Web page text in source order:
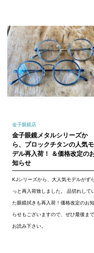
金子眼鏡店
金子眼鏡メタルシリーズか
ら、ブロックチタンの人気モ
デル再入荷！ ＆価格改定の
知らせ
KJシリーズから、大人気モデルがず
っと再入荷致しました。 品切れして
た眼鏡拭きも再入荷！価格改定のお知
らせもございますので、ぜひ最後まで
お読み下さい。